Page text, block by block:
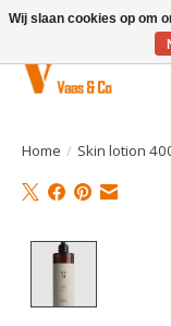
Home / Skin lotion
Wij slaan cookies op om